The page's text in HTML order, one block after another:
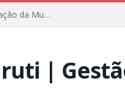
FESTRIBAL 2026 – No Coração da Amazônia. Apresentação da Munduruku.